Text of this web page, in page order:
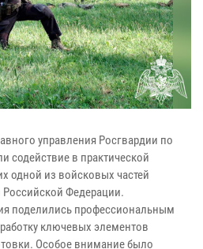
управления Росгвардии по
содействие в практической
одной из войсковых частей
Федерации.
поделились профессиональным
ключевых элементов
Особое внимание было